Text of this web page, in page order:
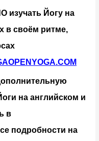
изучать Йогу на
в своём ритме,
на английском и
в
подробности на